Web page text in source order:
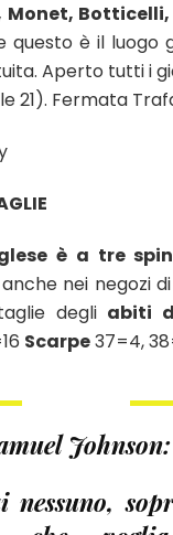
Monet,
questo è il luogo
Aperto tutti i
21). Fermata
è a tre
nei negozi
degli abiti
Scarpe37=4,
Johnson:
nessuno,